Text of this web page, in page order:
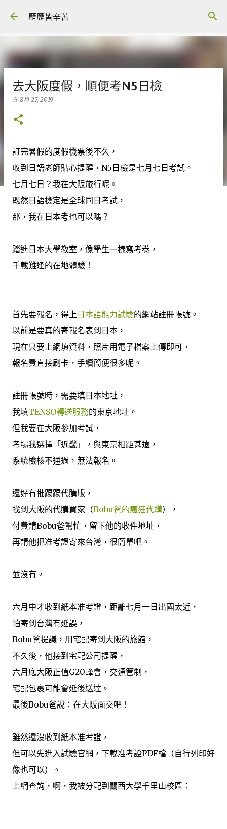
歷歷皆辛苦
去大阪度假，順便考N5日檢
在8月 27, 2019
訂完暑假的度假機票後不久，
收到日語老師貼心提醒，N5日檢是七月七日考試。
七月七日？我在大阪旅行呢。
既然日語檢定是全球同日考試，
那，我在日本考也可以嗎？
踏進日本大學教室，像學生一樣寫考卷，
千載難逢的在地體驗！
首先要報名，得上 日本語能力試驗的網站註冊帳號。
以前是要真的寄報名表到日本，
現在只要上網填資料，照片用電子檔案上傳即可，
報名費直接刷卡，手續簡便很多呢。
註冊帳號時，需要填日本地址，
我填TENSO轉送服務的東京地址。
但我要在大阪參加考試，
考場我選擇「近畿」，與東京相距甚遠，
系統檢核不通過，無法報名。
還好有批踢踢代購版，
找到大阪的代購買家（Bobu爸的瘋狂代購），
付費請Bobu爸幫忙，留下他的收件地址，
再請他把准考證寄來台灣，很簡單吧。
並沒有。
六月中才收到紙本准考證，距離七月一日出國太近，
怕寄到台灣有延誤，
Bobu爸提議，用宅配寄到大阪的旅館，
不久後，他接到宅配公司提醒，
六月底大阪正值G20峰會，交通管制，
宅配包裹可能會延後送達。
最後Bobu爸說：在大阪面交吧！
雖然還沒收到紙本准考證，
但可以先進入試驗官網，下載准考證PDF檔（自行列印好
像也可以）。
上網查詢，啊，我被分配到關西大學千里山校區：